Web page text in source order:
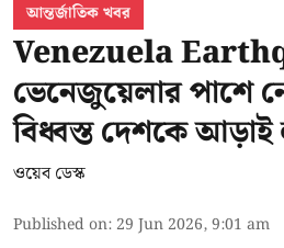
আন্তর্জাতিক খবর
Venezuela
ভেনেজুয়েলার পাশে
বিধ্বস্ত দেশকে
ওয়েব ডেস্ক
Published on: 29 Jun 2026, 9:01 am